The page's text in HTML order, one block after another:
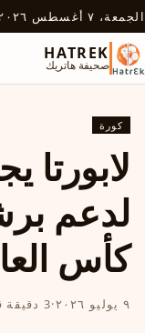
الجمعة، ٧ أغسطس ٢٠٢٦
HATREK
صحيفة هاتريك
كورة
لابورتا
لدعم
كأس
٩ يوليو ٢٠٢٦ ·3 دقيقة قراءة